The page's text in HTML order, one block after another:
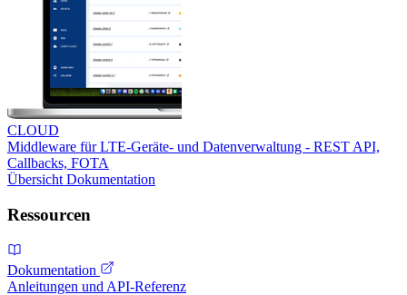
CLOUD
Middleware für LTE-Geräte- und Datenverwaltung - REST API,
Callbacks, FOTA
Übersicht Dokumentation
Ressourcen
Dokumentation
Anleitungen und API-Referenz